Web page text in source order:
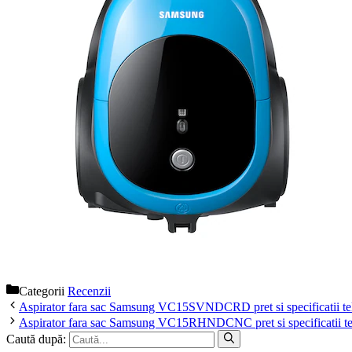
Categorii Recenzii
Aspirator fara sac Samsung VC15SVNDCRD pret si specificatii
Aspirator fara sac Samsung VC15RHNDCNC pret si specificatii
Caută după: